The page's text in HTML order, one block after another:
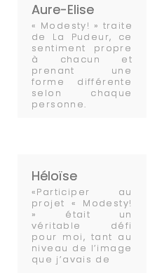
Aure-Elise
« Modesty! » traite
de La Pudeur, ce
sentiment propre
à chacun et
prenant une
forme différente
selon chaque
personne.
Héloïse
«Participer au
projet « Modesty!
» était un
véritable défi
pour moi, tant au
niveau de l’image
que j’avais de